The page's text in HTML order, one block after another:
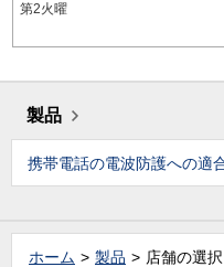
第2火曜
製品
携帯電話の電波防護への適
ホーム 製品 店舗の選択